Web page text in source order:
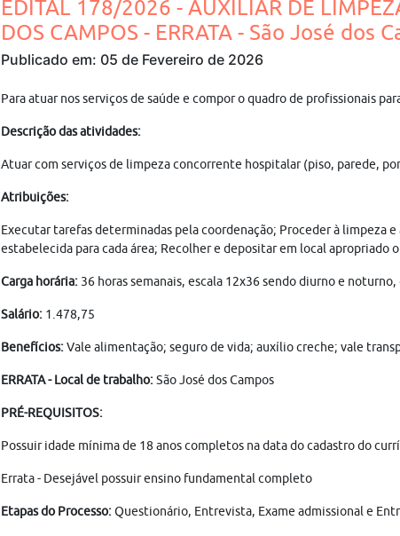
EDITAL 178/2026 - AUXILIAR DE
DOS CAMPOS - ERRATA - São José dos
Publicado em: 05 de Fevereiro de 2026
Para atuar nos serviços de saúde e compor o quadro de profissionais
Descrição das atividades:
Atuar com serviços de limpeza concorrente hospitalar (piso, parede,
Atribuições:
Executar tarefas determinadas pela coordenação; Proceder à limpeza
estabelecida para cada área; Recolher e depositar em local
Carga horária:36 horas semanais, escala 12x36 sendo diurno e
Salário: 1.478,75
Benefícios:Vale alimentação; seguro de vida; auxílio creche; vale
ERRATA - Local de trabalho:São José dos Campos
PRÉ-REQUISITOS:
Possuir idade mínima de 18 anos completos na data do cadastro do
Errata - Desejável possuir ensino fundamental completo
Etapas do Processo:Questionário, Entrevista, Exame admissional e